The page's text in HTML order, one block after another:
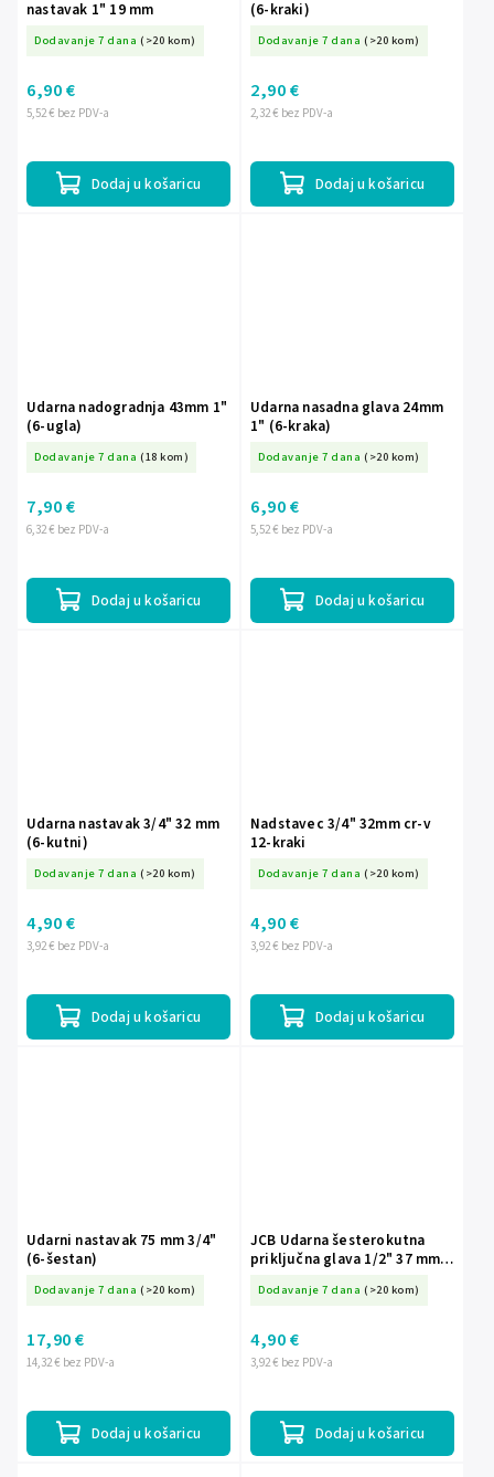
nastavak 1" 19 mm
Dodavanje 7 dana (>20 kom)
5,52 € bez PDV-a
6,90 €
Dodaj u košaricu
(6-kraki)
Dodavanje 7 dana (>20 kom)
2,32 € bez PDV-a
2,90 €
Dodaj u košaricu
Udarna nadogradnja 43mm 1"
(6-ugla)
Dodavanje 7 dana (18 kom)
6,32 € bez PDV-a
7,90 €
Dodaj u košaricu
Udarna nasadna glava 24mm
1" (6-kraka)
Dodavanje 7 dana (>20 kom)
5,52 € bez PDV-a
6,90 €
Dodaj u košaricu
Udarna nastavak 3/4" 32 mm
(6-kutni)
Dodavanje 7 dana (>20 kom)
3,92 € bez PDV-a
4,90 €
Dodaj u košaricu
Nadstavec 3/4" 32mm cr-v
12-kraki
Dodavanje 7 dana (>20 kom)
3,92 € bez PDV-a
4,90 €
Dodaj u košaricu
Udarni nastavak 75 mm 3/4"
(6-šestan)
Dodavanje 7 dana (>20 kom)
14,32 € bez PDV-a
17,90 €
Dodaj u košaricu
JCB Udarna šesterokutna
priključna glava 1/2" 37 mm
Dodavanje 7 dana (>20 kom)
3,92 € bez PDV-a
4,90 €
Dodaj u košaricu